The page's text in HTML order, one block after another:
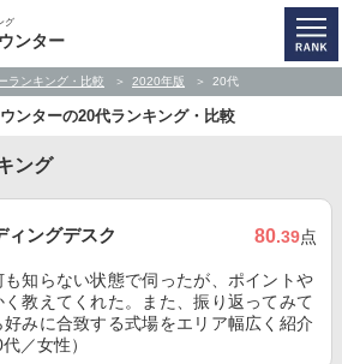
グ
ンター
ランキング・比較 2020年版 20代
ンターの20代ランキング・比較
ング
ィングデスク 80.39点
知らない状態で伺ったが、ポイントや
教えてくれた。また、振り返ってみて
みに合致する式場をエリア幅広く紹介
／女性）